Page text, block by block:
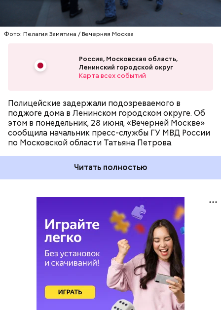
Фото: Пелагия Замятина / Вечерняя Москва
Россия, Московская область,
Ленинский городской округ
Карта всех событий
Полицейские задержали подозреваемого в
поджоге дома в Ленинском городском округе. Об
этом в понедельник, 28 июня, «Вечерней Москве»
сообщила начальник пресс-службы ГУ МВД России
по Московской области Татьяна Петрова.
Читать полностью